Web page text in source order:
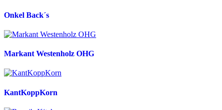
Onkel Back´s
Markant Westenholz OHG
KantKoppKorn